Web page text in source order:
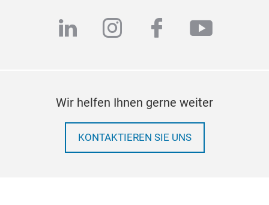
linkedininstagram
facebook
Wir helfen Ihnen gerne weiter
KONTAKTIEREN SIE UNS